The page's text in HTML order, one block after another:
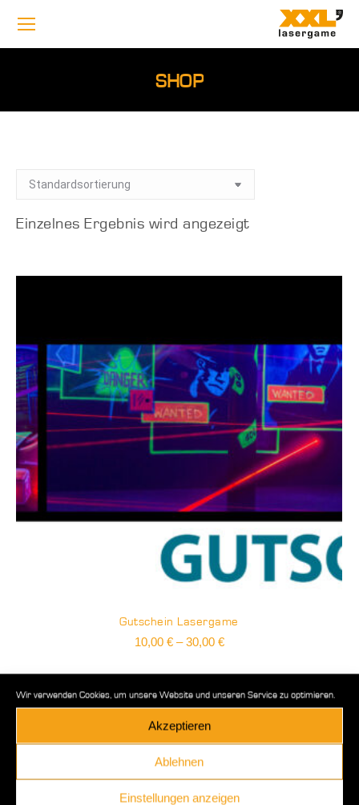
Wir verwenden Cookies, um unsere Website und unseren Service zu optimieren.
Akzeptieren
Ablehnen
Einstellungen anzeigen
SHOP
Einzelnes Ergebnis wird angezeigt
Gutschein Lasergame
10,00 € –30,00 €Preisspanne:
bis
30,00 €
XXL Lasergame